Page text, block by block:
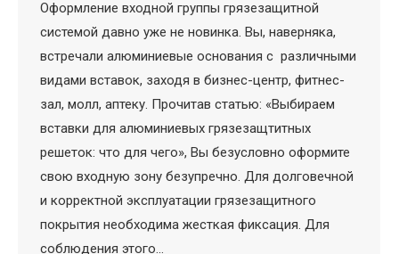
Оформление входной группы грязезащитной
системой давно уже не новинка. Вы, наверняка,
встречали алюминиевые основания с различными
видами вставок, заходя в бизнес-центр, фитнес-
зал, молл, аптеку. Прочитав статью: «Выбираем
вставки для алюминиевых грязезащтитных
решеток: что для чего», Вы безусловно оформите
свою входную зону безупречно. Для долговечной
и корректной эксплуатации грязезащитного
покрытия необходима жесткая фиксация. Для
соблюдения этого…